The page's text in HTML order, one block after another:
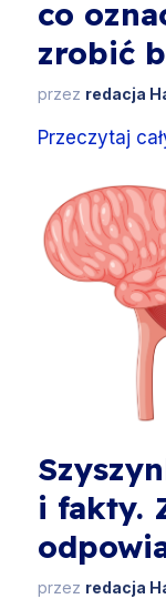
co
zrobić
przez redacja
Przeczytaj
i fakty.
przez redacja